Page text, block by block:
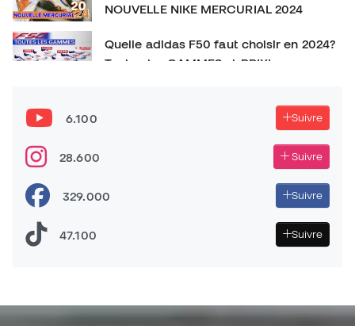
NOUVELLE NIKE MERCURIAL 2024
Quelle adidas F50 faut choisir en 2024?
Toutes les GAMMES et PRIX!
SOUS-ESTIME! New Balance Furon V7+
Sommes-nous face à la MEILLEURE CHAUSSURE DE
VITESSE? - adidas F50 ADVANCEMENT PACK
6.100 Suivre
28.600 Suivre
329.000 Suivre
47.100 Suivre